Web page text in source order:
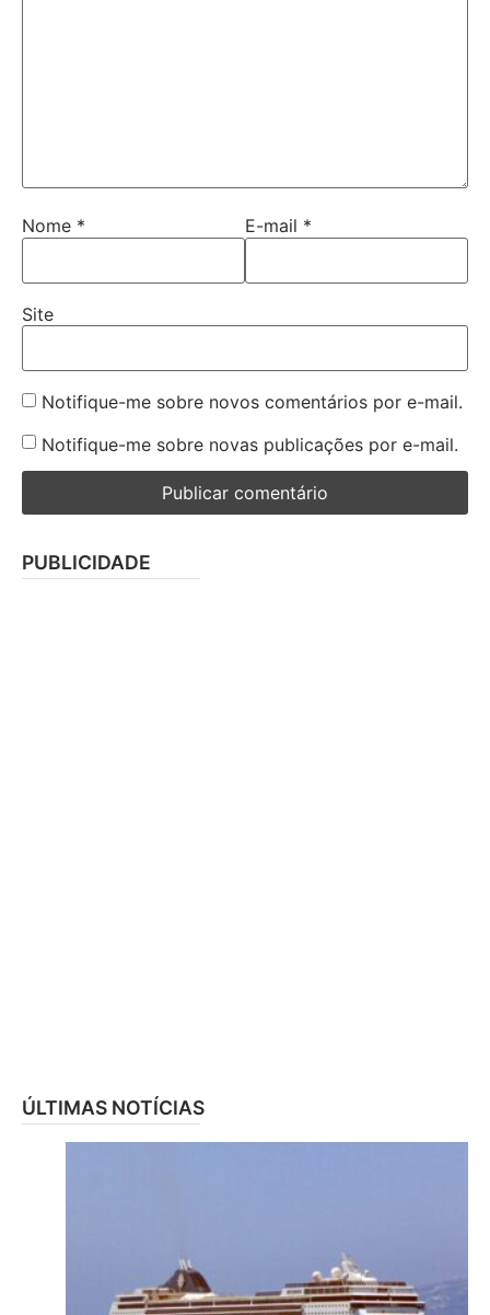
Nome * E-mail *
Site
Notifique-me sobre novos comentários por e-mail.
Notifique-me sobre novas publicações por e-mail.
PUBLICIDADE
ÚLTIMAS NOTÍCIAS